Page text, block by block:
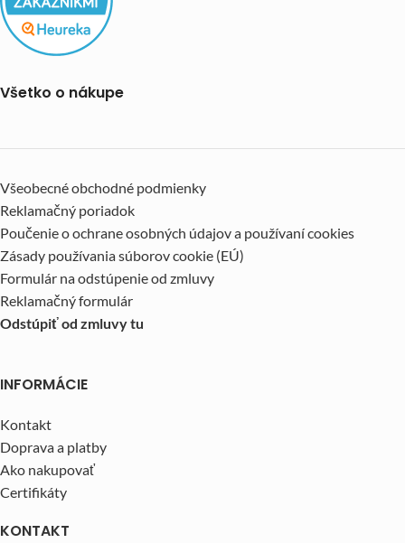
Všetko o nákupe
Všeobecné obchodné podmienky
Reklamačný poriadok
Poučenie o ochrane osobných údajov a používaní cookies
Zásady používania súborov cookie (EÚ)
Formulár na odstúpenie od zmluvy
Reklamačný formulár
Odstúpiť od zmluvy tu
INFORMÁCIE
Kontakt
Doprava a platby
Ako nakupovať
Certifikáty
KONTAKT